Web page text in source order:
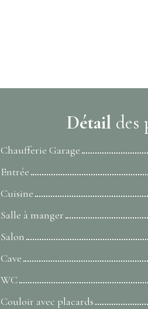
Détaildes
Chaufferie Garage
Entrée
Cuisine
Salle à manger
Salon
Cave
WC
Couloir avec placards